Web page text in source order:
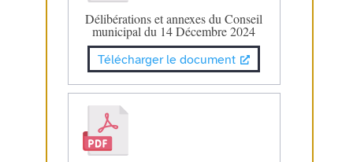
Délibérations et annexes du Conseil
municipal du 14 Décembre 2024
Télécharger le document